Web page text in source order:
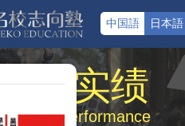
中国語 日本語
格实绩
performance
半年合格
！